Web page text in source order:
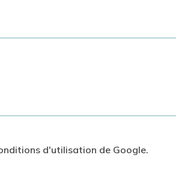
d'utilisation de Google.